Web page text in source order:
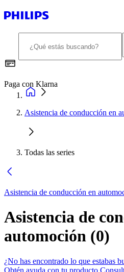
Paga con Klarna
Asistencia de conducción en
Todas las series
Asistencia de conducción en
Asistencia de
automoción (0)
¿No has encontrado lo que estabas
Obtén ayuda con tu producto